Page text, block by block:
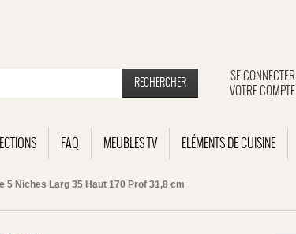
SE CONNECTER
VOTRE COMPTE
RECHERCHER
FAQ MEUBLES TV ELÉMENTS DE CUISINE
Niches Larg 35 Haut 170 Prof 31,8 cm